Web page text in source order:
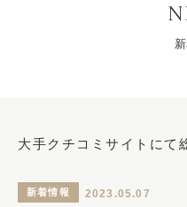
大手クチコミサイトにて
新着情報 2023.05.07